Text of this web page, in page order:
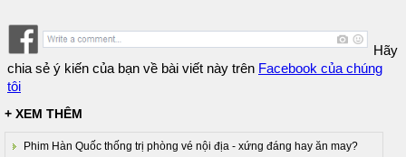
Hãy
chia sẻ ý kiến của bạn về bài viết này trên Facebook của chúng
tôi
+ XEM THÊM
Phim Hàn Quốc thống trị phòng vé nội địa - xứng đáng hay ăn may?